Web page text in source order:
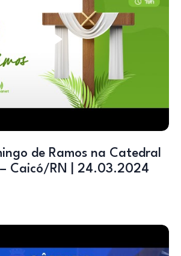
de Ramos na Catedral
– Caicó/RN | 24.03.2024